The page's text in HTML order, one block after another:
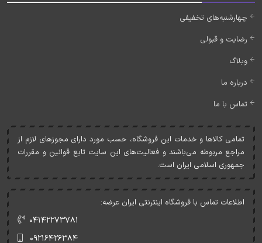
چهارشنبه‌های تخفیفی
رضایت و قبولی
وبلاگ
درباره ما
تماس با ما
تمامی کالاها و خدمات اين فروشگاه، حسب مورد دارای مجوزهای لازم از
مراجع مربوطه می‌باشند و فعاليت‌های اين سايت تابع قوانين و مقررات
جمهوری اسلامی ايران است.
اطلاعات تماس با فروشگاه اینترنتی ایران عرضه:
۰۴۱۴۲۲۷۳۷۸۱
۰۹۲۱۶۴۲۶۳۸۴